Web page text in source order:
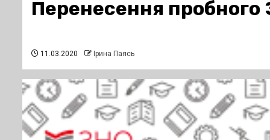
Перенесення пробного
11.03.2020 Ірина Паясь